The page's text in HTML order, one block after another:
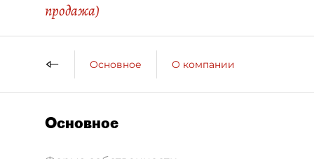
продажа)
Основное О компании
Основное